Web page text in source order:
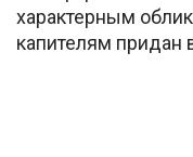
характерным
капителям придан